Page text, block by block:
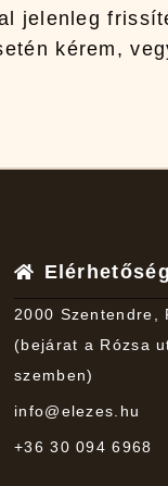
jelenleg
kérem,
Elérhetőség
2000 Szentendre,
(bejárat a Rózsa
szemben)
info@elezes.hu
+36 30 094 6968